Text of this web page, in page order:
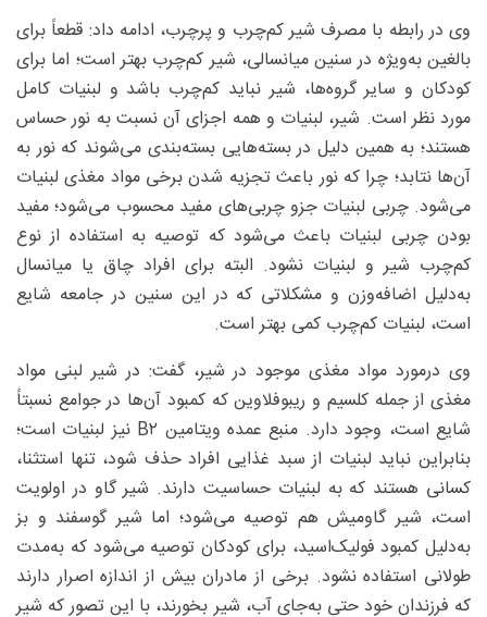
وی در رابطه با مصرف شیر کم‌چرب و پرچرب، ادامه داد: قطعاً برای
بالغین به‌ویژه در سنین میانسالی، شیر کم‌چرب بهتر است؛ اما برای
کودکان و سایر گروه‌ها، شیر نباید کم‌چرب باشد و لبنیات کامل
مورد نظر است. شیر، لبنیات و همه اجزای آن نسبت به نور حساس
هستند؛ به همین دلیل در بسته‌هایی بسته‌بندی می‌شوند که نور به
آن‌ها نتابد؛ چرا که نور باعث تجزیه شدن برخی مواد مغذی لبنیات
می‌شود. چربی لبنیات جزو چربی‌های مفید محسوب می‌شود؛ مفید
بودن چربی لبنیات باعث می‌شود که توصیه به استفاده از نوع
کم‌چرب شیر و لبنیات نشود. البته برای افراد چاق یا میانسال
به‌دلیل اضافه‌وزن و مشکلاتی که در این سنین در جامعه شایع
است، لبنیات کم‌چرب کمی بهتر است.
وی درمورد مواد مغذی موجود در شیر، گفت: در شیر لبنی مواد
مغذی از جمله کلسیم و ریبوفلاوین که کمبود آن‌ها در جوامع نسبتاً
شایع است، وجود دارد. منبع عمده ویتامین B۲ نیز لبنیات است؛
بنابراین نباید لبنیات از سبد غذایی افراد حذف شود، تنها استثنا،
کسانی هستند که به لبنیات حساسیت دارند. شیر گاو در اولویت
است، شیر گاومیش هم توصیه می‌شود؛ اما شیر گوسفند و بز
به‌دلیل کمبود فولیک‌اسید، برای کودکان توصیه می‌شود که به‌مدت
طولانی استفاده نشود. برخی از مادران بیش از اندازه اصرار دارند
که فرزندان خود حتی به‌جای آب، شیر بخورند، با این تصور که شیر